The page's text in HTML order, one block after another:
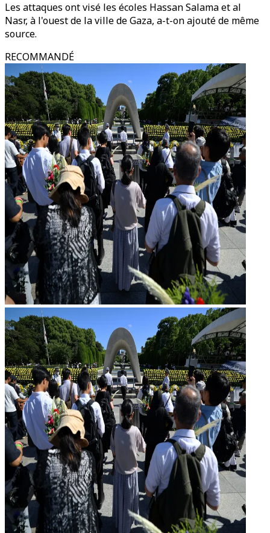
Les attaques ont visé les écoles Hassan Salama et al
Nasr, à l'ouest de la ville de Gaza, a-t-on ajouté de même
source.
RECOMMANDÉ